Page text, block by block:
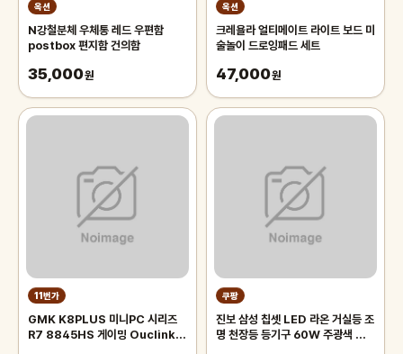
옥션
N강철분체 우체통 레드 우편함
postbox 편지함 건의함
35,000원
옥션
크레욜라 얼티메이트 라이트 보드 미
술놀이 드로잉패드 세트
47,000원
11번가
GMK K8PLUS 미니PC 시리즈
R7 8845HS 게이밍 Ouclink
쿠팡
진보 삼성 칩셋 LED 라온 거실등 조
명 천장등 등기구 60W 주광색 플리